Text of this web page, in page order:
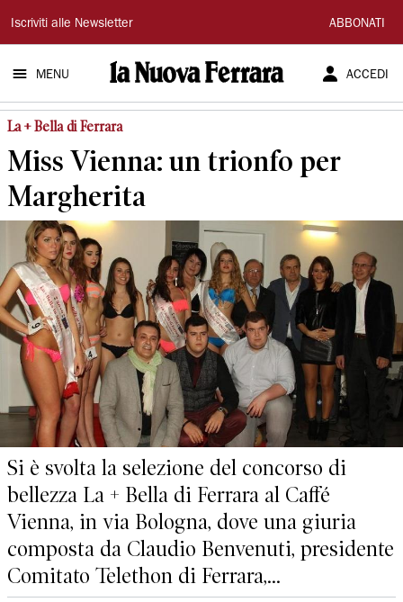
La
Nuova
Ferrara
Iscriviti alle Newsletter ABBONATI
MENU ACCEDI
La + Bella di Ferrara
Miss Vienna: un trionfo per
Margherita
Si è svolta la selezione del concorso di
bellezza La + Bella di Ferrara al Caffé
Vienna, in via Bologna, dove una giuria
composta da Claudio Benvenuti, presidente
Comitato Telethon di Ferrara,...